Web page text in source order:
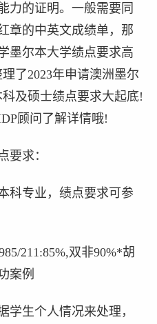
力的证明。一般需要同
章的中英文成绩单，那
墨尔本大学绩点要求高
了2023年申请澳洲墨尔
及硕士绩点要求大起底!
顾问了解详情哦!
要求：
科专业，绩点要求可参
211:85%,双非90%*胡
案例
学生个人情况来处理，